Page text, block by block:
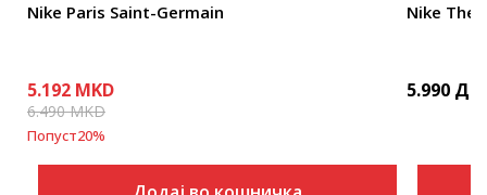
Nike Paris Saint-Germain
5.192 MKD
6.490MKD
Попуст20%
Nike
5.990